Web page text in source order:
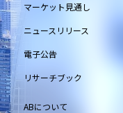
マーケット見通し
ニュースリリース
電子公告
リサーチブック
ABについて